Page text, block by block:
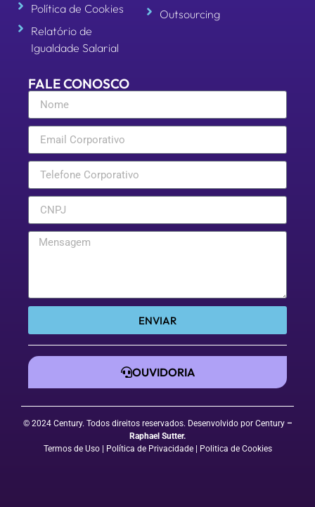
Política de Cookies
Relatório de
Igualdade Salarial
Outsourcing
FALE CONOSCO
ENVIAR
OUVIDORIA
© 2024 Century. Todos direitos reservados. Desenvolvido por Century –
Raphael Sutter.
Termos de Uso
| Política de Privacidade| Politica de Cookies